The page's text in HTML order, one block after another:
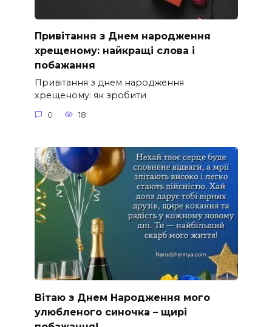
Привітання з Днем народження
хрещеному: найкращі слова і
побажання
Привітання з днем народження
хрещеному: як зробити
0 18
Вітаю з Днем Народження мого
улюбленого синочка – щирі